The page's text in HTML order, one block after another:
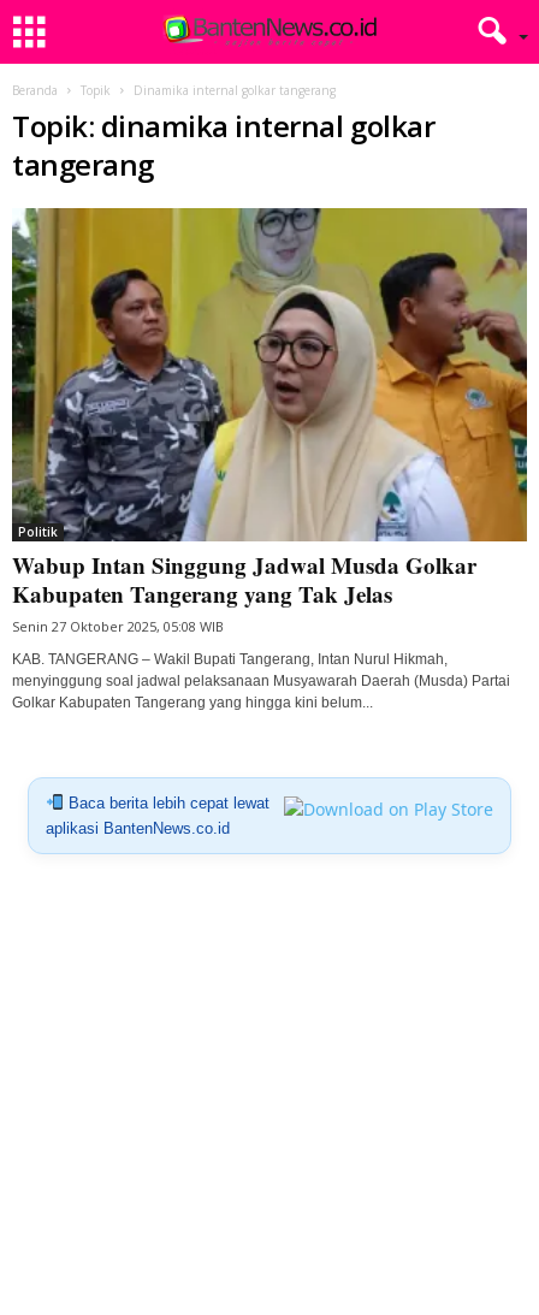
Beranda Topik Dinamika internal golkar tangerang
Topik: dinamika internal golkar
tangerang
Politik
Wabup Intan Singgung Jadwal Musda Golkar
Kabupaten Tangerang yang Tak Jelas
Senin 27 Oktober 2025, 05:08 WIB
KAB. TANGERANG – Wakil Bupati Tangerang, Intan Nurul Hikmah,
menyinggung soal jadwal pelaksanaan Musyawarah Daerah (Musda) Partai
Golkar Kabupaten Tangerang yang hingga kini belum...
Baca berita lebih cepat lewat
aplikasi BantenNews.co.id